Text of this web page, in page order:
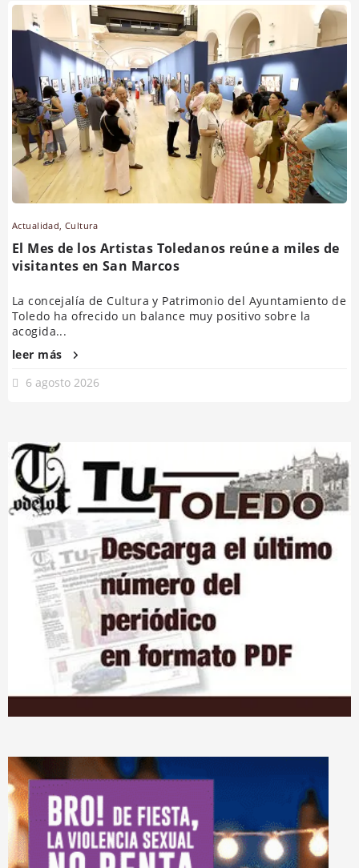
Actualidad,Cultura
El Mes de los Artistas Toledanos reúne a miles de
visitantes en San Marcos
La concejalía de Cultura y Patrimonio del Ayuntamiento de
Toledo ha ofrecido un balance muy positivo sobre la
acogida...
leer más
6 agosto 2026